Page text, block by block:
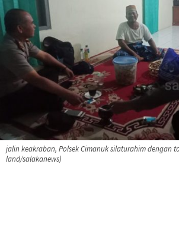
jalin keakraban, Polsek Cimanuk silaturahim dengan
land/salakanews)